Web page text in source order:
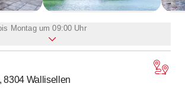
Montag um 09:00 Uhr
00
8304 Wallisellen